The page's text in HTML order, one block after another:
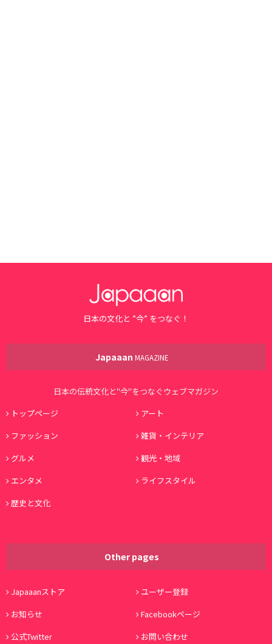
日本の文化と ”今” をつなぐ！
Japaaan MAGAZINE
日本の伝統文化と"今"をつなぐウェブマガジン
トップページ
アート
ファッション
雑貨・インテリア
グルメ
観光・地域
エンタメ
ライフスタイル
歴史と文化
Other pages
Japaaanストア
ユーザー登録
お知らせ
Facebookページ
公式Twitter
お問い合わせ